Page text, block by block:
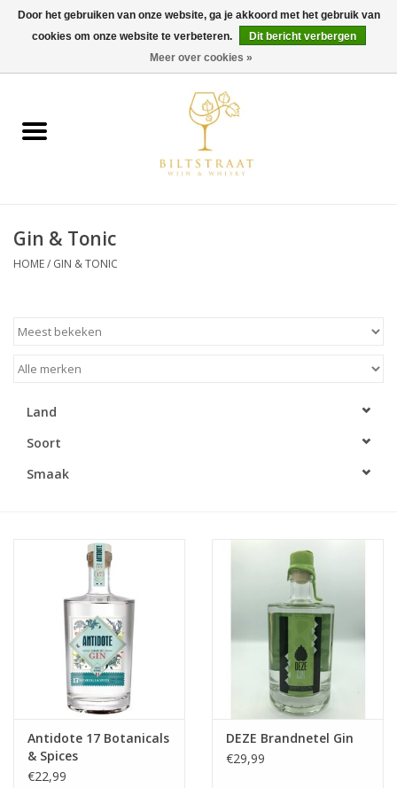
0 Artikelen - €0,00
Wijn
Gin & Tonic
Gedestilleerd
Relatiegeschenken
Gin & Tonic
HOME/ GIN & TONIC
Land
Soort
Smaak
Antidote 17 Botanicals
& Spices
€22,99
DEZE Brandnetel Gin
€29,99
Door het gebruiken van onze website, ga je akkoord met het gebruik van
cookies om onze website te verbeteren.
Dit bericht verbergen
Meer over cookies »